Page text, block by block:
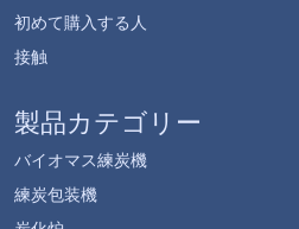
初めて購入する人
接触
製品カテゴリー
バイオマス練炭機
練炭包装機